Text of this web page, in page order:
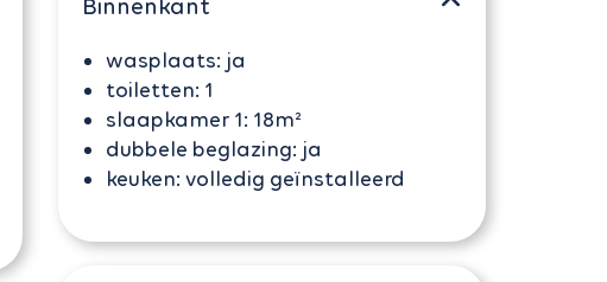
wasplaats: ja
toiletten: 1
slaapkamer 1: 18m²
dubbele beglazing: ja
keuken: volledig geïnstalleerd